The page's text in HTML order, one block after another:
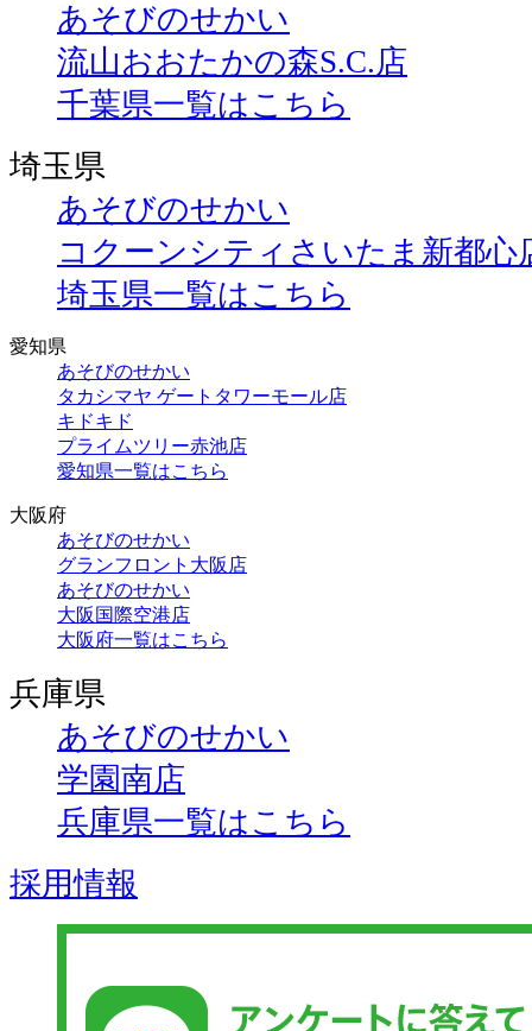
あそびのせかい
流山おおたかの森S.C.店
千葉県一覧はこちら
埼玉県
あそびのせかい
コクーンシティさいたま新都心
埼玉県一覧はこちら
愛知県
あそびのせかい
タカシマヤ ゲートタワーモール店
キドキド
プライムツリー赤池店
愛知県一覧はこちら
大阪府
あそびのせかい
グランフロント大阪店
あそびのせかい
大阪国際空港店
大阪府一覧はこちら
兵庫県
あそびのせかい
学園南店
兵庫県一覧はこちら
採用情報